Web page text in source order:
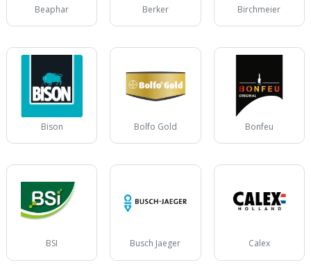
Beaphar Berker Birchmeier
Bison Bolfo Gold Bonfeu
BSI Busch Jaeger Calex